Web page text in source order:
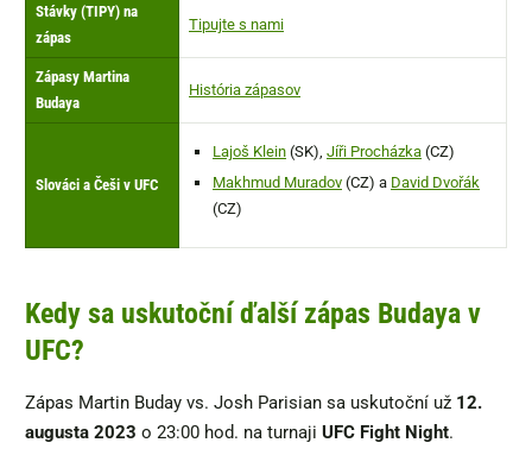
Stávky (TIPY) na
zápas
Tipujte s nami
Zápasy Martina
Budaya
História zápasov
Slováci a Češi v UFC
Lajoš Klein (SK), Jíři Procházka (CZ)
Makhmud Muradov (CZ) a David Dvořák
(CZ)
Kedy sa uskutoční ďalší zápas Budaya v
UFC?
Zápas Martin Buday vs. Josh Parisian sa uskutoční už 12.
augusta 2023 o 23:00 hod. na turnaji UFC Fight Night.